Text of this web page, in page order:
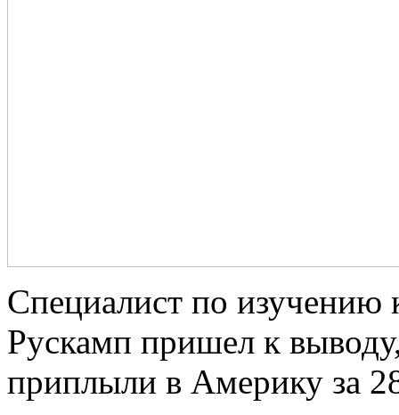
Специалист по изучению
Рускамп пришел к
приплыли в Америку за